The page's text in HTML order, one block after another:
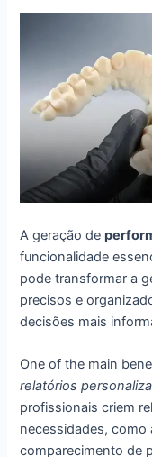
A geração de
funcionalidade
pode transformar a
precisos e
decisões mais
One of the main
relatórios
profissionais criem
necessidades, como
comparecimento de